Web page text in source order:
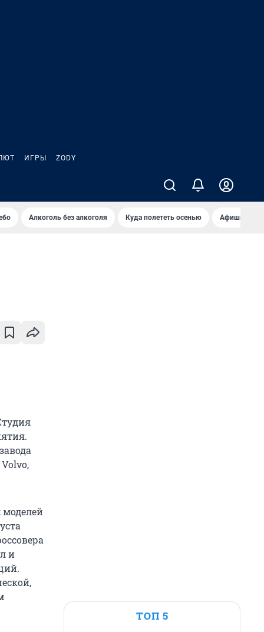
ИГРЫ ZODY
Алкоголь без алкоголя Куда полететь осенью Афиша на
моделей
и
ТОП 5